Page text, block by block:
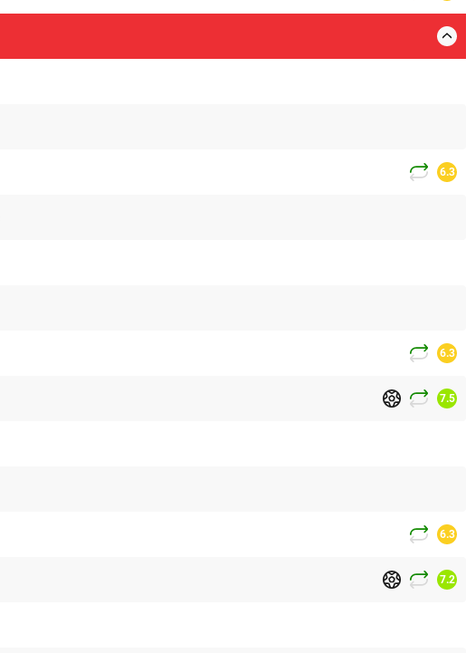
6.3
6.3
7.5
6.3
7.2